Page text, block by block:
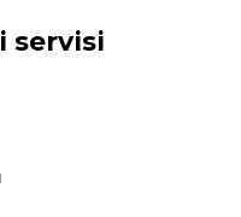
servisi